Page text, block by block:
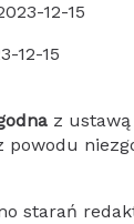
12-15
12-15
z
starań